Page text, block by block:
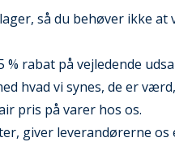
så du behøver ikke at
% rabat på vejledende
hvad vi synes, de er
pris på varer hos os.
giver leverandørerne os